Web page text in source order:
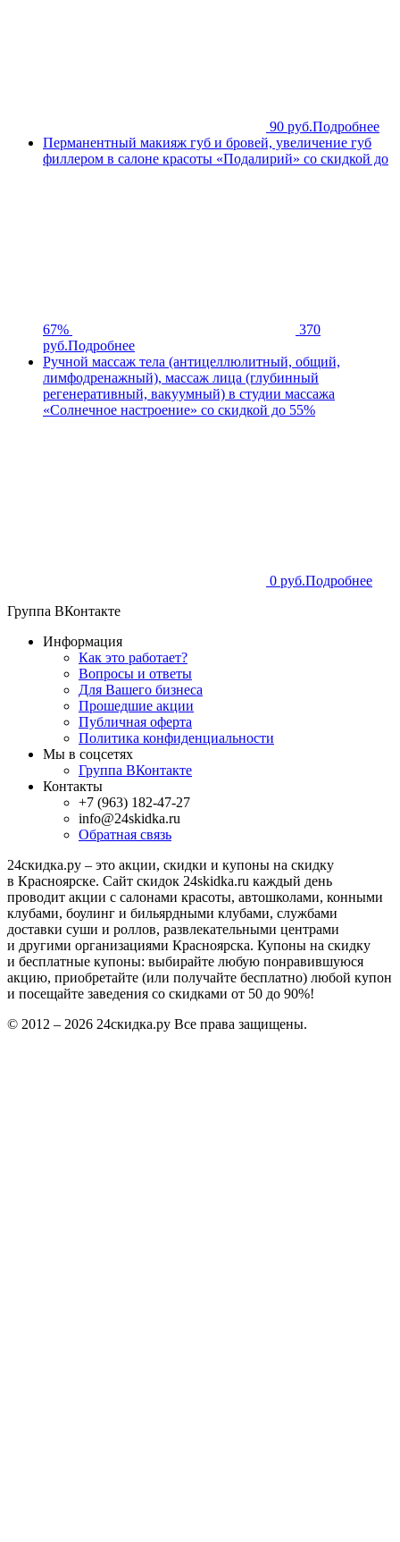
90 руб.Подробнее
Перманентный макияж губ и бровей, увеличение губ
филлером в салоне красоты «Подалирий» со скидкой до
67%
370
руб.Подробнее
Ручной массаж тела (антицеллюлитный, общий,
лимфодренажный), массаж лица (глубинный
регенеративный, вакуумный) в студии массажа
«Солнечное настроение» со скидкой до 55%
0 руб.Подробнее
Группа ВКонтакте
Информация
Как это работает?
Вопросы и ответы
Для Вашего бизнеса
Прошедшие акции
Публичная оферта
Политика конфиденциальности
Мы в соцсетях
Группа ВКонтакте
Контакты
+7 (963) 182-47-27
info@24skidka.ru
Обратная связь
24скидка.ру – это акции, скидки и купоны на скидку
в Красноярске. Сайт скидок 24skidka.ru каждый день
проводит акции с салонами красоты, автошколами, конными
клубами, боулинг и бильярдными клубами, службами
доставки суши и роллов, развлекательными центрами
и другими организациями Красноярска. Купоны на скидку
и бесплатные купоны: выбирайте любую понравившуюся
акцию, приобретайте (или получайте бесплатно) любой купон
и посещайте заведения со скидками от 50 до 90%!
© 2012 – 2026 24скидка.ру Все права защищены.